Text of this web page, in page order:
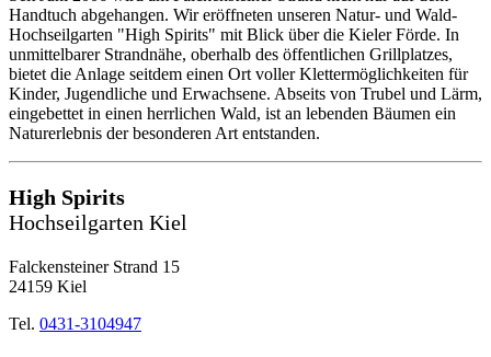
Handtuch abgehangen. Wir eröffneten unseren Natur- und Wald-
Hochseilgarten "High Spirits" mit Blick über die Kieler Förde. In
unmittelbarer Strandnähe, oberhalb des öffentlichen Grillplatzes,
bietet die Anlage seitdem einen Ort voller Klettermöglichkeiten für
Kinder, Jugendliche und Erwachsene. Abseits von Trubel und Lärm,
eingebettet in einen herrlichen Wald, ist an lebenden Bäumen ein
Naturerlebnis der besonderen Art entstanden.
High Spirits
Hochseilgarten Kiel
Falckensteiner Strand 15
24159 Kiel
Tel. 0431-3104947